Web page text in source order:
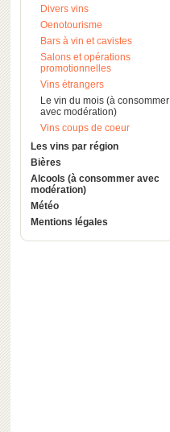
Divers vins
Oenotourisme
Bars à vin et cavistes
Salons et opérations
promotionnelles
Vins étrangers
Le vin du mois (à consommer
avec modération)
Vins coups de coeur
Les vins par région
Bières
Alcools (à consommer avec
modération)
Météo
Mentions légales